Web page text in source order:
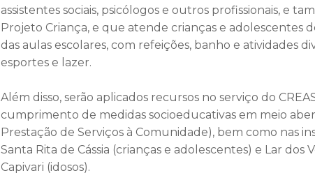
assistentes sociais, psicólogos e outros profissionais, e
Projeto Criança, e que atende crianças e adolescentes
das aulas escolares, com refeições, banho e atividades
esportes e lazer.
Além disso, serão aplicados recursos no serviço do
cumprimento de medidas socioeducativas em meio
Prestação de Serviços à Comunidade), bem como nas
Santa Rita de Cássia (crianças e adolescentes) e Lar
Capivari (idosos).